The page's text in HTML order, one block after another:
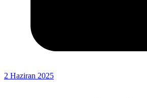
2 Haziran 2025